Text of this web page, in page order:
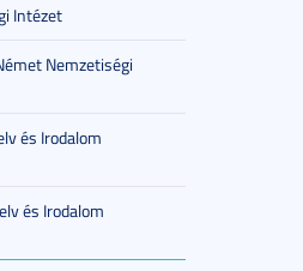
Intézet
Nemzetiségi
és Irodalom
és Irodalom